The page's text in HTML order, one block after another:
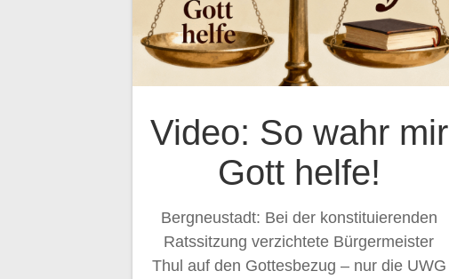
Video: So wahr mir
Gott helfe!
Bergneustadt: Bei der konstituierenden
Ratssitzung verzichtete Bürgermeister
Thul auf den Gottesbezug – nur die UWG